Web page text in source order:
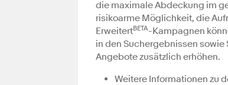
die maximale Abdeckung im
risikoarme Möglichkeit, die
ErweitertBETA-Kampagnen
in den Suchergebnissen
Angebote zusätzlich erhöhen.
Weitere Informationen zu